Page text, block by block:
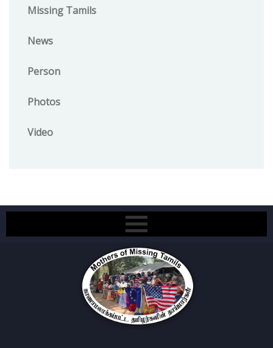
Missing Tamils
News
Person
Photos
Video